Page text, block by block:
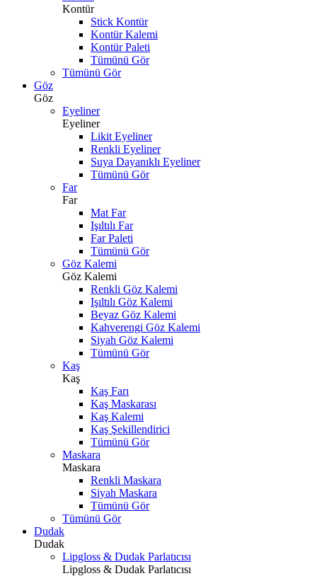
Kontür
Stick Kontür
Kontür Kalemi
Kontür Paleti
Tümünü Gör
Tümünü Gör
Göz
Göz
Eyeliner
Eyeliner
Likit Eyeliner
Renkli Eyeliner
Suya Dayanıklı Eyeliner
Tümünü Gör
Far
Far
Mat Far
Işıltılı Far
Far Paleti
Tümünü Gör
Göz Kalemi
Göz Kalemi
Renkli Göz Kalemi
Işıltılı Göz Kalemi
Beyaz Göz Kalemi
Kahverengi Göz Kalemi
Siyah Göz Kalemi
Tümünü Gör
Kaş
Kaş
Kaş Farı
Kaş Maskarası
Kaş Kalemi
Kaş Şekillendirici
Tümünü Gör
Maskara
Maskara
Renkli Maskara
Siyah Maskara
Tümünü Gör
Tümünü Gör
Dudak
Dudak
Lipgloss & Dudak Parlatıcısı
Lipgloss & Dudak Parlatıcısı